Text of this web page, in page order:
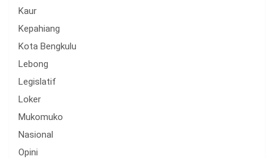
Kaur
Kepahiang
Kota Bengkulu
Lebong
Legislatif
Loker
Mukomuko
Nasional
Opini